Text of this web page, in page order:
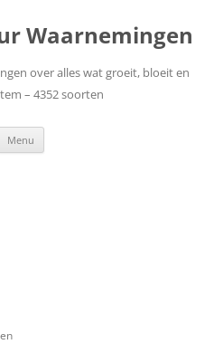
Waarnemingen
over alles wat groeit, bloeit en
– 4352 soorten
Menu